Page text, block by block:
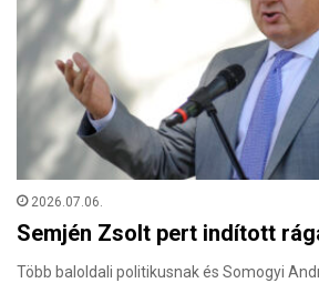
2026.07.06.
Semjén Zsolt pert indított
Több baloldali politikusnak és Somogyi